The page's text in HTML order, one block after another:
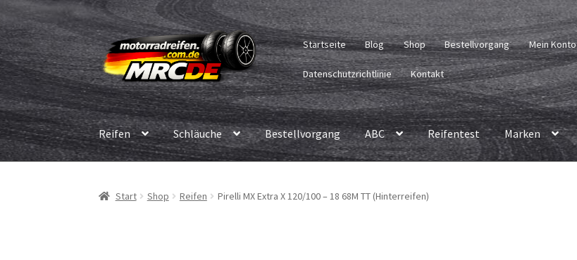
Zur
Navigation
springen
Zum
Inhalt
springen
Startseite Blog Shop Bestellvorgang Mein Konto
Datenschutzrichtlinie Kontakt
Reifen Schläuche Bestellvorgang ABC Reifentest Marken
Start Shop Reifen Pirelli MX Extra X 120/100 – 18 68M TT (Hinterreifen)